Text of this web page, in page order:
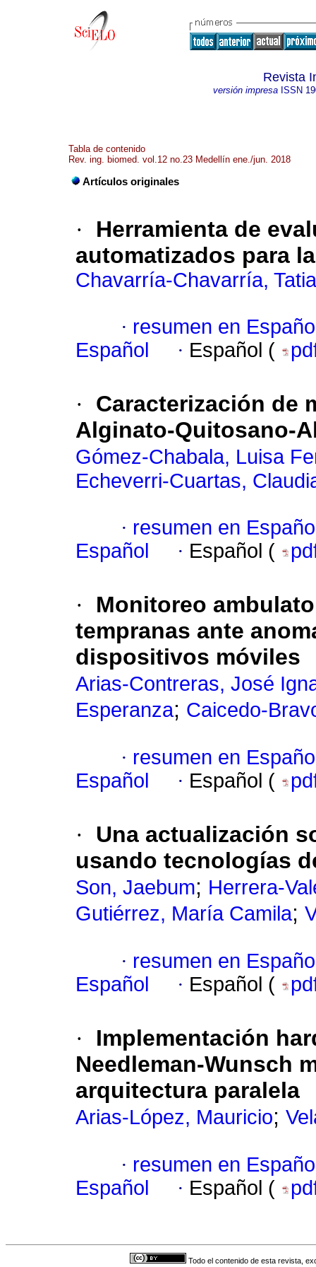
Revista
versión impresaISSN
Tabla de contenido
Rev. ing. biomed. vol.12 no.23 Medellín ene./jun. 2018
Artículos originales
·
Herramienta de
automatizados para
Chavarría-Chavarría,
· resumen en
Español
· Español (
·
Caracterización de
Alginato-Quitosano-
Gómez-Chabala, Luisa
Echeverri-Cuartas,
· resumen en
Español
· Español (
·
Monitoreo
tempranas ante
dispositivos móviles
Arias-Contreras, José
Esperanza; Caicedo-
· resumen en
Español
· Español (
·
Una actualización
usando tecnologías
Son, Jaebum; Herrera-
Gutiérrez, María Camila;
· resumen en
Español
· Español (
·
Implementación
Needleman-Wunsch
arquitectura paralela
Arias-López, Mauricio;
· resumen en
Español
· Español (
Todo el contenido de esta revista,